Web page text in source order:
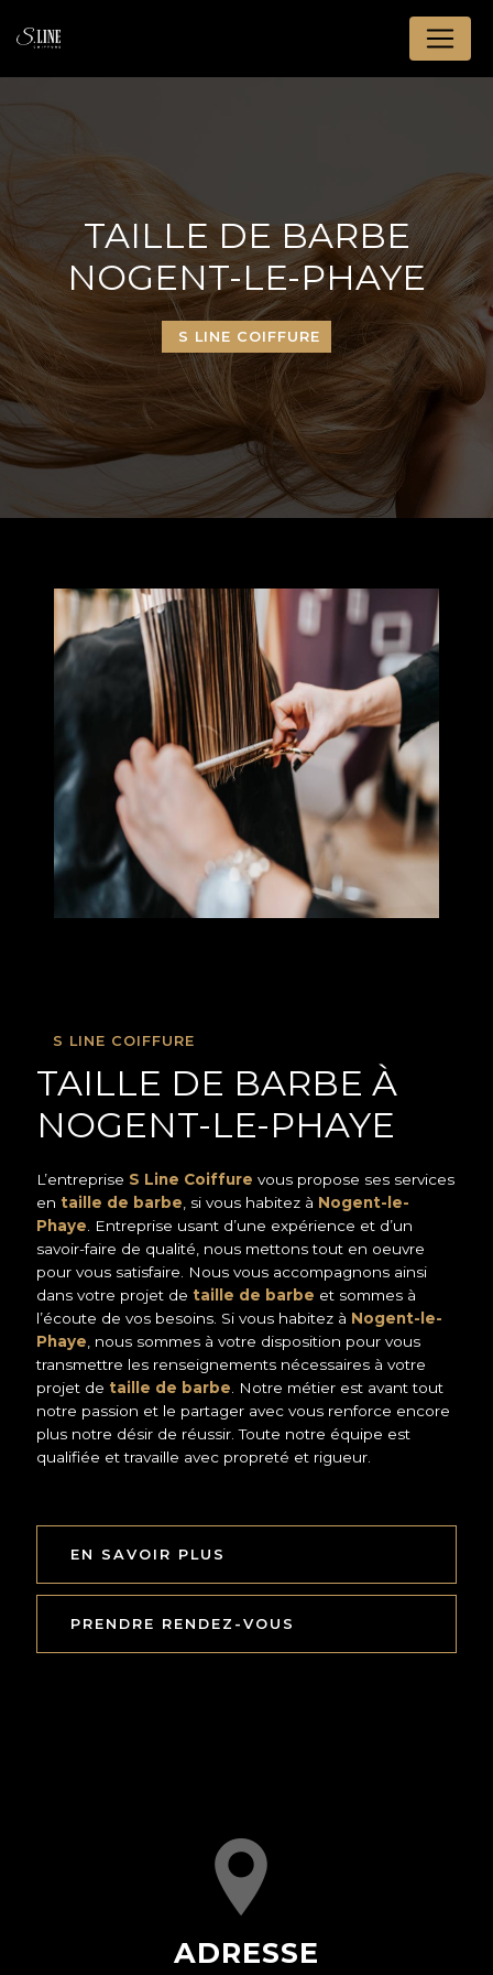
TAILLE DE BARBE
NOGENT-LE-PHAYE
S LINE COIFFURE
S LINE COIFFURE
TAILLE DE BARBE À
NOGENT-LE-PHAYE
L’entreprise S Line Coiffure vous propose ses services
en taille de barbe , si vous habitez à Nogent-le-
Phaye . Entreprise usant d’une expérience et d’un
savoir-faire de qualité, nous mettons tout en oeuvre
pour vous satisfaire. Nous vous accompagnons ainsi
dans votre projet de taille de barbe et sommes à
l’écoute de vos besoins. Si vous habitez à Nogent-le-
Phaye , nous sommes à votre disposition pour vous
transmettre les renseignements nécessaires à votre
projet de taille de barbe . Notre métier est avant tout
notre passion et le partager avec vous renforce encore
plus notre désir de réussir. Toute notre équipe est
qualifiée et travaille avec propreté et rigueur.
EN SAVOIR PLUS
PRENDRE RENDEZ-VOUS
ADRESSE